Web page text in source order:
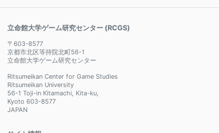
立命館大学ゲーム研究センター (RCGS)
〒603-8577
京都市北区等持院北町56-1
立命館大学ゲーム研究センター
Ritsumeikan Center for Game Studies
Ritsumeikan University
56-1 Toji-in Kitamachi, Kita-ku,
Kyoto 603-8577
JAPAN